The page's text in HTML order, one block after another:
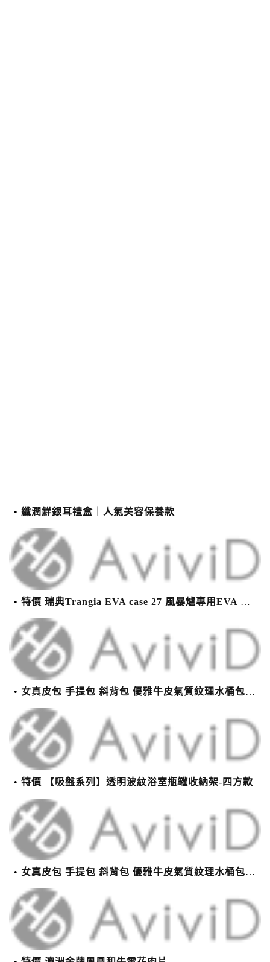
纖潤鮮銀耳禮盒｜人氣美容保養款
特價 瑞典Trangia EVA case 27 風暴爐專用EVA 防護外盒(小)-黑
女真皮包 手提包 斜背包 優雅牛皮氣質紋理水桶包(2色)【XBO7950112】＊艾美時尚(現+預)
特價 【吸盤系列】透明波紋浴室瓶罐收納架-四方款
女真皮包 手提包 斜背包 優雅牛皮氣質紋理水桶包(2色)【XBO7950112】＊艾美時尚(現+預)